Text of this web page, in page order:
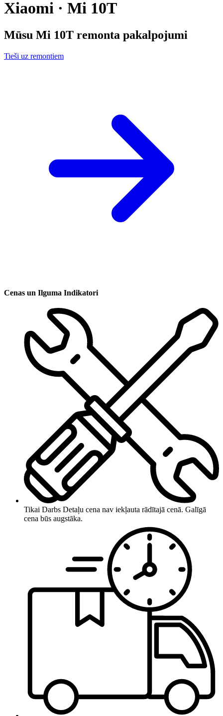
Xiaomi · Mi 10T
Mūsu Mi 10T remonta pakalpojumi
Tieši uz remontiem
Cenas un Ilguma Indikatori
Tikai Darbs Detaļu cena nav iekļauta rādītajā cenā. Galīgā
cena būs augstāka.